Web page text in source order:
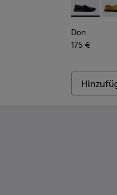
Bootsschuhe
Nubuk-Mokassins
- Nautische Mokassins
Don -
Don
175 €